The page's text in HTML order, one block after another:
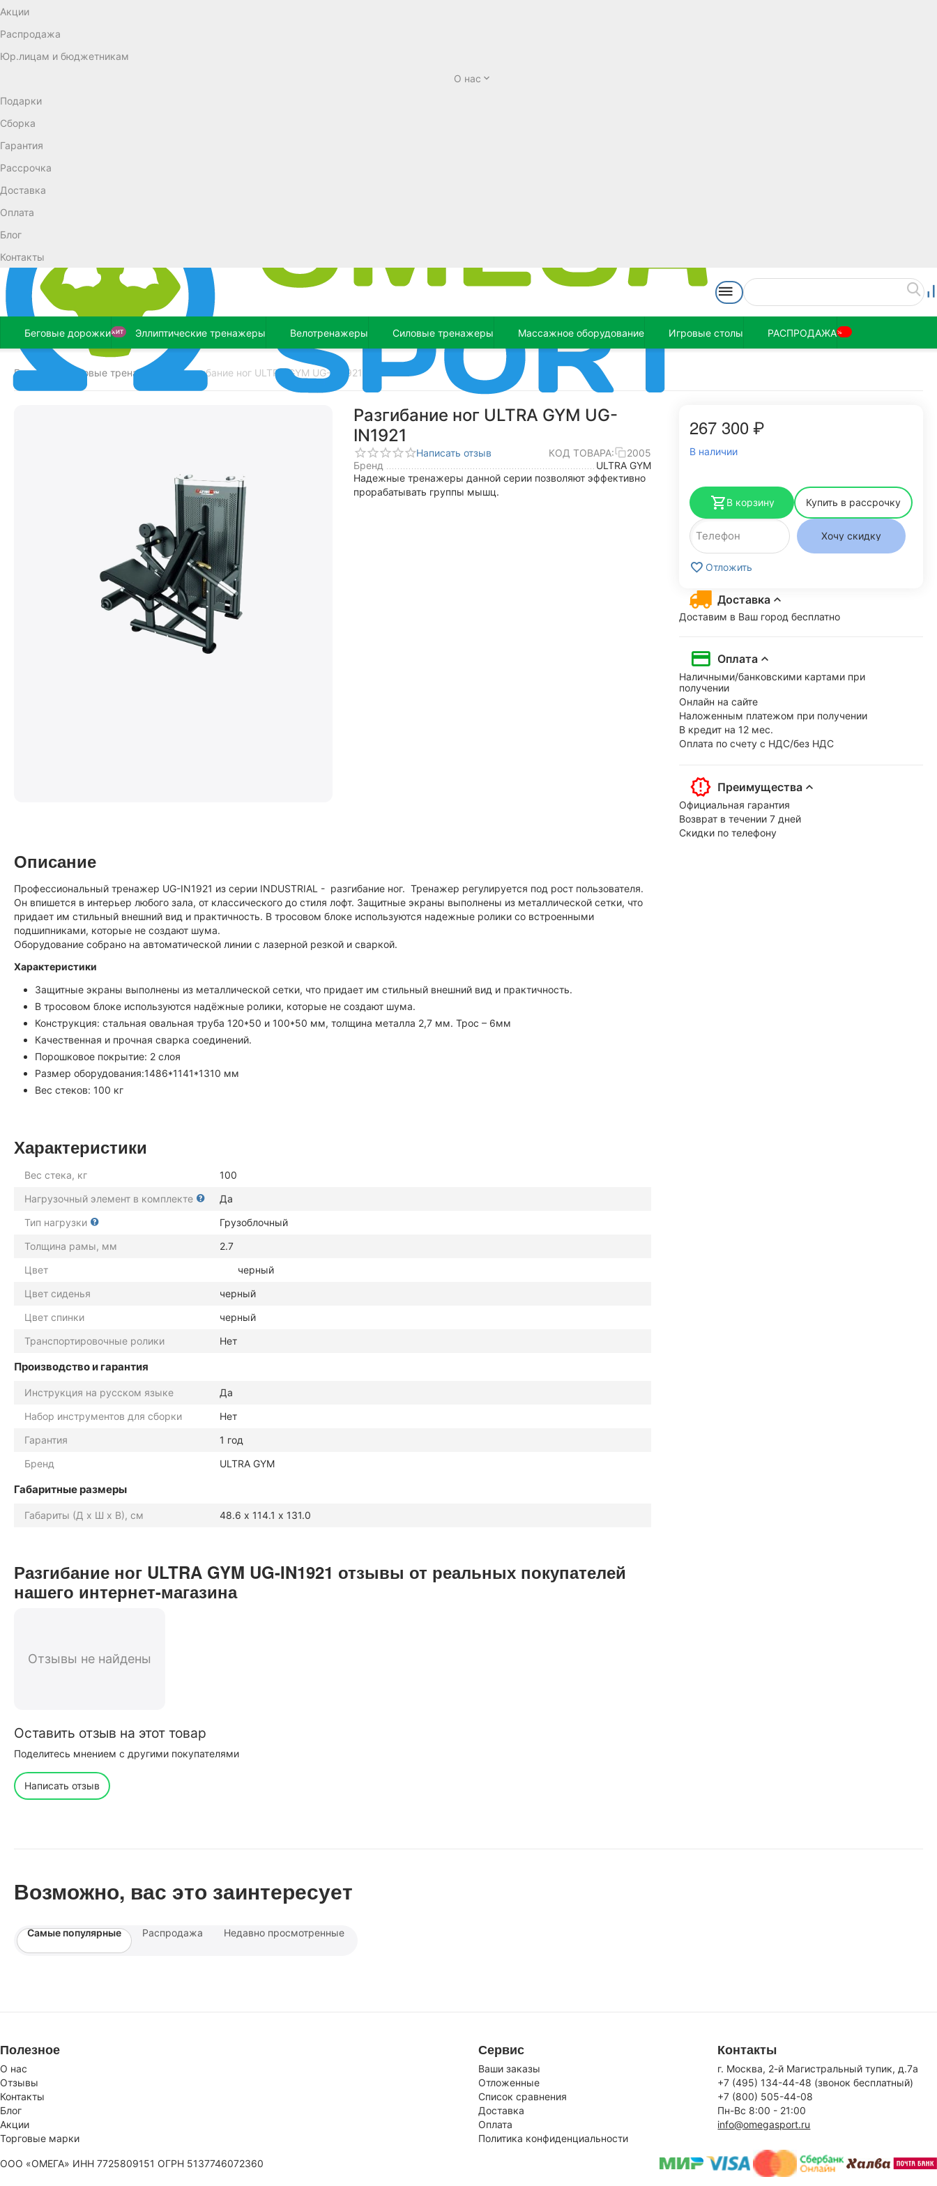
Акции
Распродажа
Юр.лицам и бюджетникам
О нас
Подарки
Сборка
Гарантия
Рассрочка
Доставка
Оплата
Блог
Контакты
Беговые дорожкиХИТ Эллиптические тренажеры Велотренажеры Силовые тренажеры Массажное оборудование Игровые столы РАСПРОДАЖА%
Главная Силовые тренажеры Разгибание ног ULTRA GYM UG-IN1921
Разгибание ног ULTRA GYM UG-
IN1921
Написать отзыв КОД ТОВАРА:
2005
Бренд
ULTRA GYM
Надежные тренажеры данной серии позволяют эффективно
прорабатывать группы мышц.
267 300₽
В наличии
В корзину Купить в рассрочку
Хочу скидку
Отложить
Доставка
Доставим в Ваш город бесплатно
Оплата
Наличными/банковскими картами при
получении
Онлайн на сайте
Наложенным платежом при получении
В кредит на 12 мес.
Оплата по счету с НДС/без НДС
Преимущества
Официальная гарантия
Возврат в течении 7 дней
Скидки по телефону
Описание
Профессиональный тренажер UG-IN1921 из серии INDUSTRIAL - разгибание ног. Тренажер регулируется под рост пользователя.
Он впишется в интерьер любого зала, от классического до стиля лофт. Защитные экраны выполнены из металлической сетки, что
придает им стильный внешний вид и практичность. В тросовом блоке используются надежные ролики со встроенными
подшипниками, которые не создают шума.
Оборудование собрано на автоматической линии с лазерной резкой и сваркой.
Характеристики
Защитные экраны выполнены из металлической сетки, что придает им стильный внешний вид и практичность.
В тросовом блоке используются надёжные ролики, которые не создают шума.
Конструкция: стальная овальная труба 120*50 и 100*50 мм, толщина металла 2,7 мм. Трос – 6мм
Качественная и прочная сварка соединений.
Порошковое покрытие: 2 слоя
Размер оборудования:1486*1141*1310 мм
Вес стеков: 100 кг
Характеристики
Вес стека, кг
100
Нагрузочный элемент в комплекте
Да
Тип нагрузки
Грузоблочный
Толщина рамы, мм
2.7
Цвет
черный
Цвет сиденья
черный
Цвет спинки
черный
Транспортировочные ролики
Нет
Производство и гарантия
Инструкция на русском языке
Да
Набор инструментов для сборки
Нет
Гарантия
1 год
Бренд
ULTRA GYM
Габаритные размеры
Габариты (Д х Ш х В), см 48.6 х 114.1 х 131.0
Разгибание ног ULTRA GYM UG-IN1921 отзывы от реальных покупателей
нашего интернет-магазина
Отзывы не найдены
Оставить отзыв на этот товар
Поделитесь мнением с другими покупателями
Написать отзыв
Возможно, вас это заинтересует
Самые популярные Распродажа Недавно просмотренные
Полезное
О нас
Отзывы
Контакты
Блог
Акции
Торговые марки
Сервис
Ваши заказы
Отложенные
Список сравнения
Доставка
Оплата
Политика конфиденциальности
Контакты
г. Москва, 2-й Магистральный тупик, д.7a
+7 (495) 134-44-48 (звонок бесплатный)
+7 (800) 505-44-08
Пн-Вс 8:00 - 21:00
info@omegasport.ru
ООО «ОМЕГА» ИНН 7725809151 ОГРН 5137746072360